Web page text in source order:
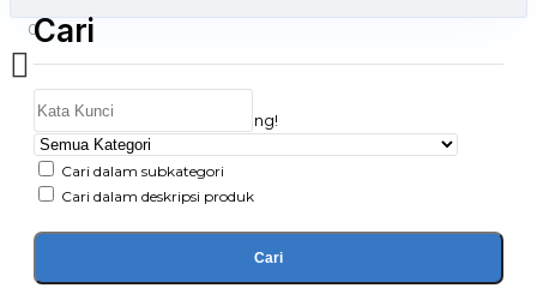
0
Daftar belanja Anda kosong!
Cari
Cari dalam subkategori
Cari dalam deskripsi produk
Cari